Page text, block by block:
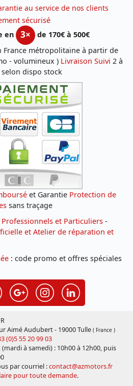
au service de nos clients
sécurisé
en
3×
de 170€ à 500€
France métropolitaine à partir de
- volumineux ) Livraison Suivi 2 à
dispo stock
et Garantie Protection de
sans traçage
Professionnels et Particuliers -
et Atelier de réparation et
: code promo et offres spéciales
Aimé Audubert - 19000 Tulle ( France )
(0)5 55 20 99 03
(mardi à samedi) : 10h00 à 12h00, puis
par courriel :contact@azmotors.fr
pour toute demande.